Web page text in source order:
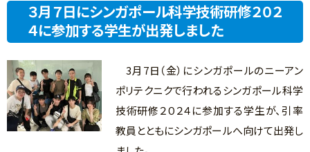
３月７日にシンガポール科学技術研修２０２
４に参加する学生が出発しました
3月7日（金）にシンガポールのニーアン
ポリテクニクで行われるシンガポール科学
技術研修２０２４に参加する学生が、引率
教員とともにシンガポールへ向けて出発し